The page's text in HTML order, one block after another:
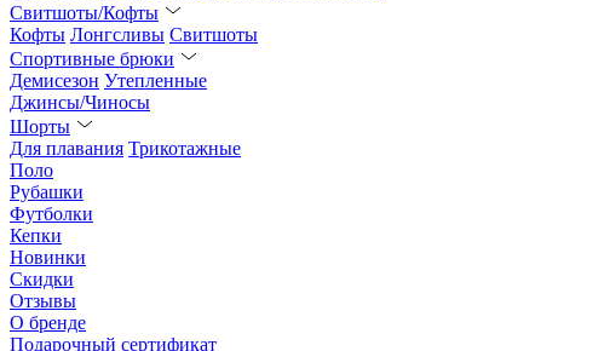
Свитшоты/Кофты
Кофты Лонгсливы Свитшоты
Спортивные брюки
Демисезон Утепленные
Джинсы/Чиносы
Шорты
Для плавания Трикотажные
Поло
Рубашки
Футболки
Кепки
Новинки
Скидки
Отзывы
О бренде
Подарочный сертификат